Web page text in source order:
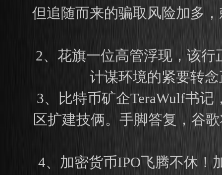
但追随而来的骗取风险加多
2、花旗一位高管浮现，该
计谋环境的紧要转
3、比特币矿企TeraWulf书
区扩建技俩。手脚答复，谷
4、加密货币IPO飞腾不休！